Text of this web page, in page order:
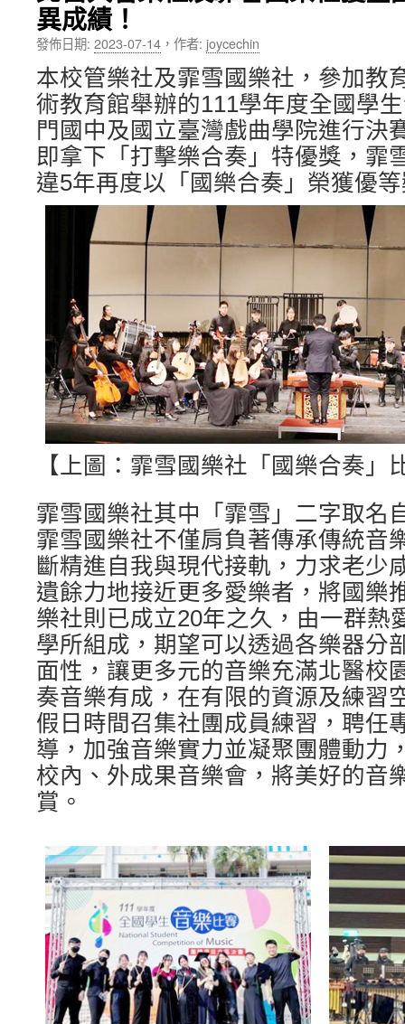
容異成績！
發佈日期: 2023-07-14 ， 作者: joycechin
本校管樂社及霏雪國樂社，參加教
術教育館舉辦的111學年度全國學
門國中及國立臺灣戲曲學院進行決
即拿下「打擊樂合奏」特優獎，霏
違5年再度以「國樂合奏」榮獲優
【上圖：霏雪國樂社「國樂合奏」
霏雪國樂社其中「霏雪」二字取名
霏雪國樂社不僅肩負著傳承傳統音
斷精進自我與現代接軌，力求老少
遺餘力地接近更多愛樂者，將國樂
樂社則已成立20年之久，由一群熱
學所組成，期望可以透過各樂器分
面性，讓更多元的音樂充滿北醫校
奏音樂有成，在有限的資源及練習
假日時間召集社團成員練習，聘任
導，加強音樂實力並凝聚團體動力
校內、外成果音樂會，將美好的音
賞。